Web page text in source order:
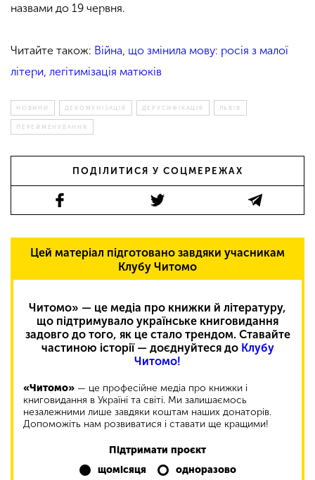
назвами до 19 червня.
Читайте також: Війна, що змінила мову: росія з малої
літери, легітимізація матюків
НОВИНИ ДЕКОМУНІЗАЦІЯ ДЕРУСИФІКАЦІЯ ЛЬВІВ
ПЕРЕЙМЕНУВАННЯ
ПОДІЛИТИСЯ У СОЦМЕРЕЖАХ
Цей матеріал підготовано завдяки учасникам
Клубу Читомо
Читомо» — це медіа про книжки й літературу,
що підтримувало українське книговидання
задовго до того, як це стало трендом. Ставайте
частиною історії — доєднуйтеся до Клубу
Читомо!
«Читомо» — це професійне медіа про книжки і
книговидання в Україні та світі. Ми залишаємось
незалежними лише завдяки коштам наших донаторів.
Допоможіть нам розвиватися і ставати ще кращими!
Підтримати проєкт
щомісяця
одноразово